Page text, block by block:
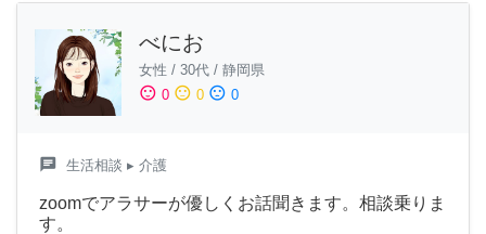
べにお
女性 / 30代 / 静岡県
sentiment_satisfied 0 sentiment_neutral 0 sentiment_dissatisfied 0
chat 生活相談 ▸ 介護
zoomでアラサーが優しくお話聞きます。相談乗りま
す。